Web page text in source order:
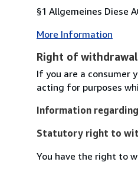
§1 Allgemeines Diese
More Information
Right of withdrawal
If you are a consumer
acting for purposes
Information
Statutory right to
You have the right to